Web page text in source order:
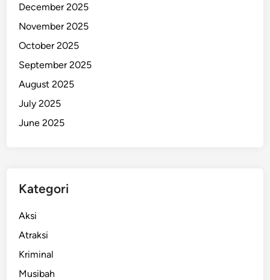
U
n
k
P
a
u
a
n
December 2025
November 2025
October 2025
September 2025
August 2025
July 2025
June 2025
Kategori
Aksi
Atraksi
Kriminal
Musibah